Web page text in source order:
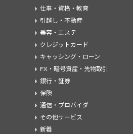
仕事・資格・教育
引越し・不動産
美容・エステ
クレジットカード
キャッシング・ローン
FX・暗号資産・先物取引
銀行・証券
保険
通信・プロバイダ
その他サービス
新着